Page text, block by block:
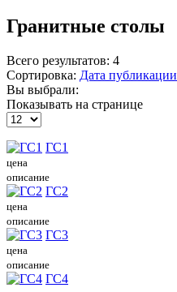
Гранитные столы
Всего результатов: 4
Сортировка: Дата публикации
Вы выбрали:
Показывать на странице
ГС1
цена
описание
ГС2
цена
описание
ГС3
цена
описание
ГС4